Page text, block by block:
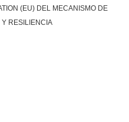
(EU) DEL MECANISMO DE
RESILIENCIA